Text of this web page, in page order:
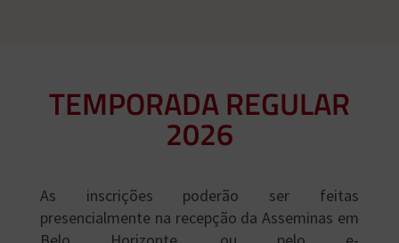
TEMPORADA REGULAR
2026
As inscrições poderão ser feitas
presencialmente na recepção da Asseminas em